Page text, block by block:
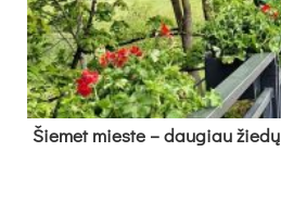
Šie­met mies­te – dau­giau žie­dų